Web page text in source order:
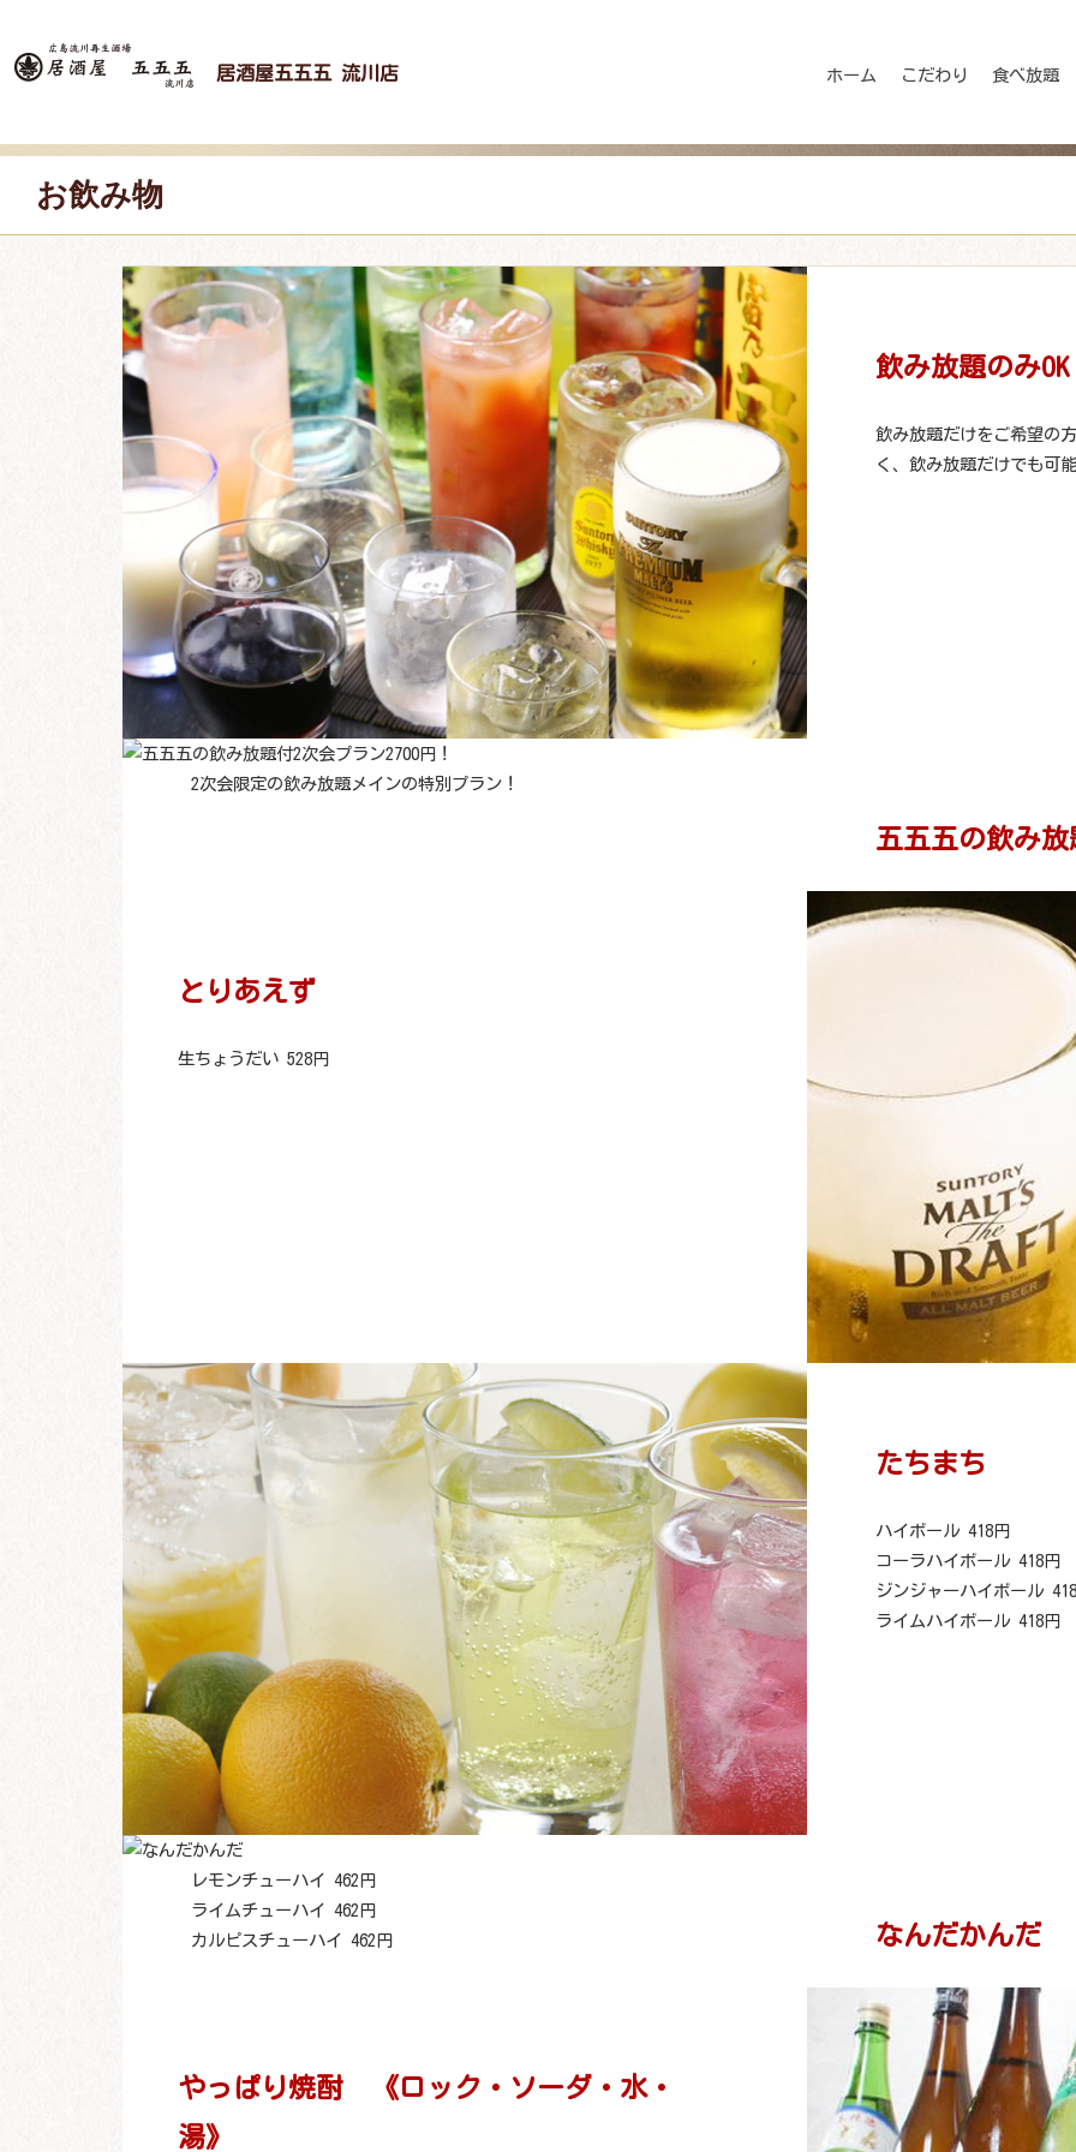
居酒屋五五五 流川店 ホーム こだわり 食べ放題
お飲み物
飲み放題のみ
飲み放題だけをご希望の
く、飲み放題だけでも可
五五五の飲み
2次会限定の飲み放題メインの特別プラン！
とりあえず
生ちょうだい 528円
たちまち
ハイボール 418円
コーラハイボール 418円
ジンジャーハイボール
ライムハイボール 418円
なんだかんだ
レモンチューハイ 462円
ライムチューハイ 462円
カルピスチューハイ 462円
やっぱり焼酎 《ロック・ソーダ・水・
湯》